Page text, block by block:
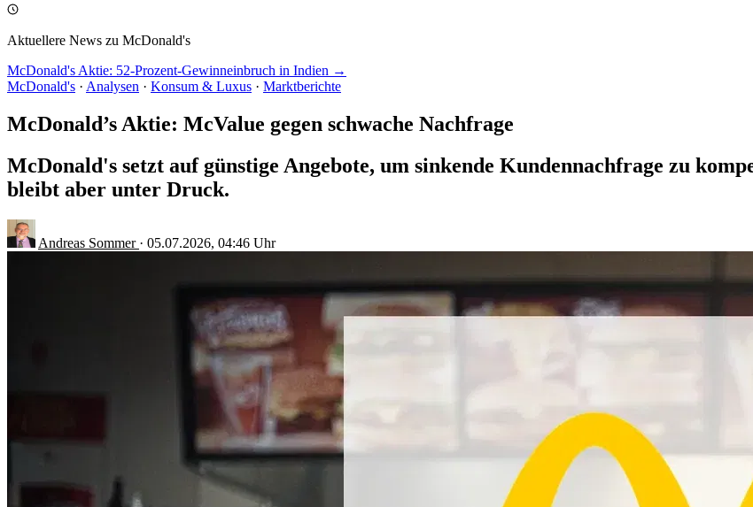
Aktuellere News zu McDonald's
McDonald's Aktie: 52-Prozent-Gewinneinbruch in Indien →
McDonald's · Analysen · Konsum & Luxus · Marktberichte
McDonald’s Aktie: McValue gegen schwache Nachfrage
McDonald's setzt auf günstige Angebote, um sinkende Kundennachfrage zu
bleibt aber unter Druck.
Andreas Sommer · 05.07.2026, 04:46 Uhr